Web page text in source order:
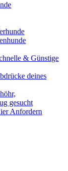
& Günstige
deines
gesucht
Anfordern